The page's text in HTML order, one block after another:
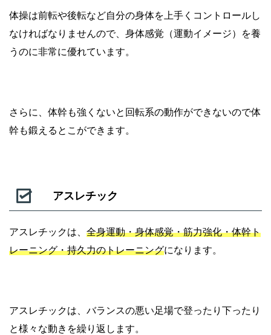
体操は前転や後転など自分の身体を上手くコントロールし
なければなりませんので、身体感覚（運動イメージ）を養
うのに非常に優れています。
さらに、体幹も強くないと回転系の動作ができないので体
幹も鍛えるとこができます。
アスレチック
アスレチックは、 全身運動・身体感覚・筋力強化・体幹ト
レーニング・持久力のトレーニングになります。
アスレチックは、バランスの悪い足場で登ったり下ったり
と様々な動きを繰り返します。